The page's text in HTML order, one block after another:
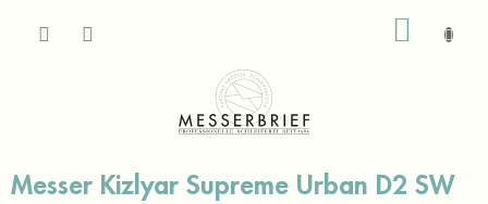
Messer Kizlyar Supreme Urban D2 SW